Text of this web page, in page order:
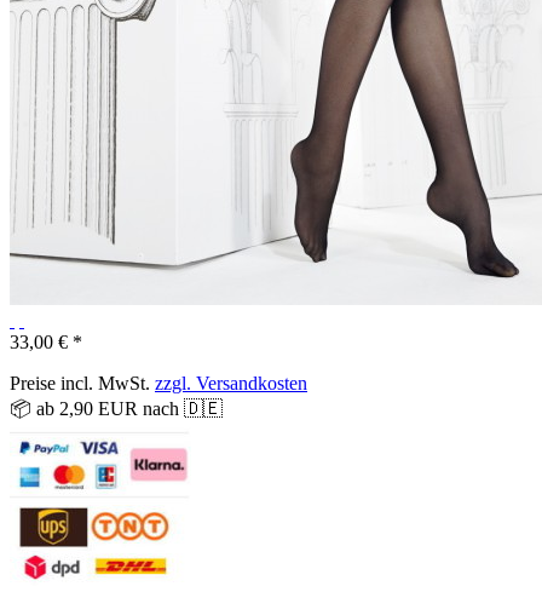
33,00 € *
Preise incl. MwSt. zzgl. Versandkosten
📦 ab 2,90 EUR nach 🇩🇪